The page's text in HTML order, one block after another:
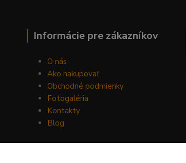
Informácie pre zákazníkov
O nás
Ako nakupovať
Obchodné podmienky
Fotogaléria
Kontakty
Blog